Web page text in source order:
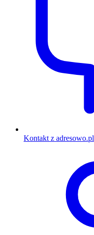
Kontakt z adresowo.pl